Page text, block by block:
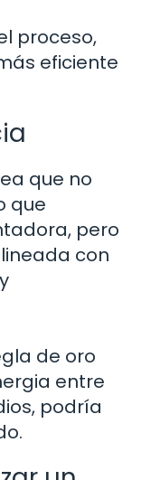
proceso,
eficiente
que no
que
pero
con
de oro
entre
podría